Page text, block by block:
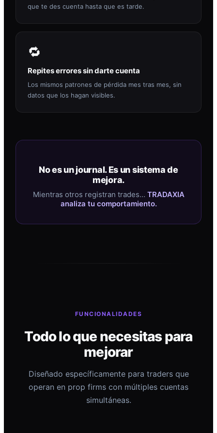
que te des cuenta hasta que es tarde.
🔁
Repites errores sin darte cuenta
Los mismos patrones de pérdida mes tras mes, sin
datos que los hagan visibles.
No es un journal. Es un sistema de
mejora.
Mientras otros registran trades… TRADAXIA
analiza tu comportamiento.
FUNCIONALIDADES
Todo lo que necesitas para
mejorar
Diseñado específicamente para traders que
operan en prop firms con múltiples cuentas
simultáneas.